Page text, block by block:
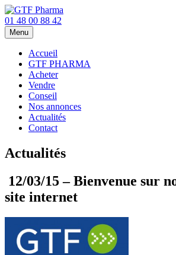
01 48 00 88 42
Menu
Accueil
GTF PHARMA
Acheter
Vendre
Conseil
Nos annonces
Actualités
Contact
Actualités
12/03/15 – Bienvenue sur
site internet